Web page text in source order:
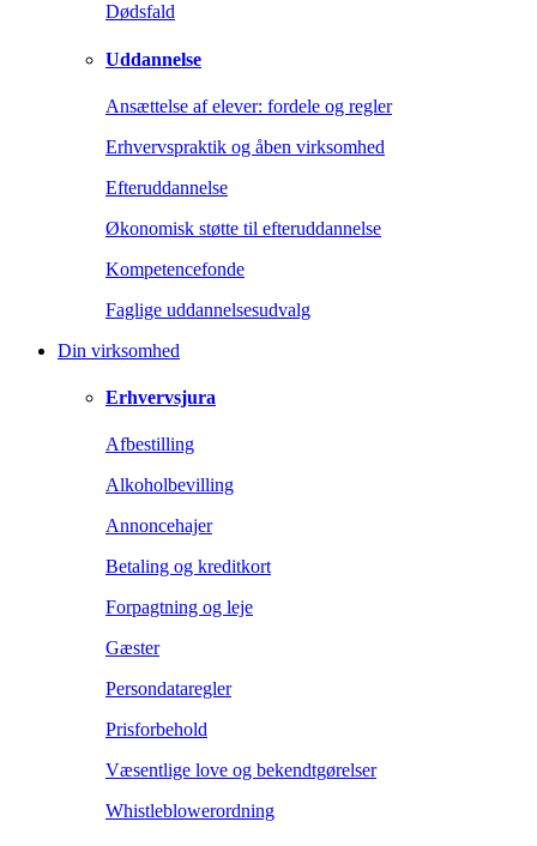
Dødsfald
Uddannelse
Ansættelse af elever: fordele og regler
Erhvervspraktik og åben virksomhed
Efteruddannelse
Økonomisk støtte til efteruddannelse
Kompetencefonde
Faglige uddannelsesudvalg
Din virksomhed
Erhvervsjura
Afbestilling
Alkoholbevilling
Annoncehajer
Betaling og kreditkort
Forpagtning og leje
Gæster
Persondataregler
Prisforbehold
Væsentlige love og bekendtgørelser
Whistleblowerordning